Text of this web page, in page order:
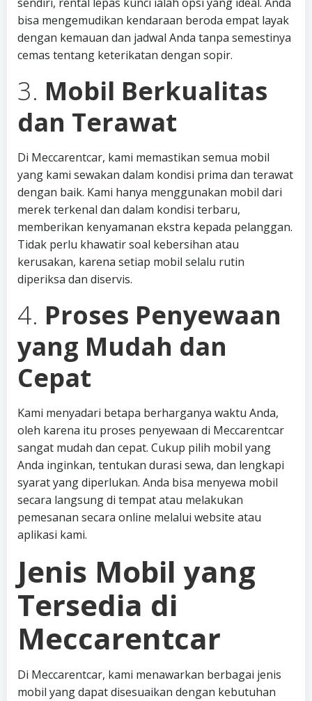
bisa mengemudikan kendaraan beroda empat layak
dengan kemauan dan jadwal Anda tanpa semestinya
cemas tentang keterikatan dengan sopir.
3. Mobil Berkualitas
dan Terawat
Di Meccarentcar, kami memastikan semua mobil
yang kami sewakan dalam kondisi prima dan terawat
dengan baik. Kami hanya menggunakan mobil dari
merek terkenal dan dalam kondisi terbaru,
memberikan kenyamanan ekstra kepada pelanggan.
Tidak perlu khawatir soal kebersihan atau
kerusakan, karena setiap mobil selalu rutin
diperiksa dan diservis.
4. Proses Penyewaan
yang Mudah dan
Cepat
Kami menyadari betapa berharganya waktu Anda,
oleh karena itu proses penyewaan di Meccarentcar
sangat mudah dan cepat. Cukup pilih mobil yang
Anda inginkan, tentukan durasi sewa, dan lengkapi
syarat yang diperlukan. Anda bisa menyewa mobil
secara langsung di tempat atau melakukan
pemesanan secara online melalui website atau
aplikasi kami.
Jenis Mobil yang
Tersedia di
Meccarentcar
Di Meccarentcar, kami menawarkan berbagai jenis
mobil yang dapat disesuaikan dengan kebutuhan